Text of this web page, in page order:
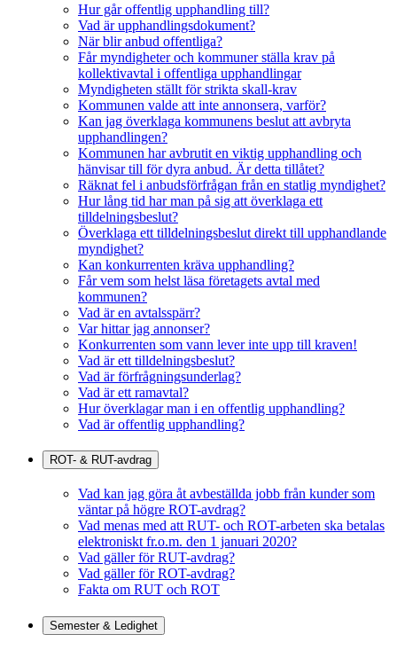
Hur går offentlig upphandling till?
Vad är upphandlingsdokument?
När blir anbud offentliga?
Får myndigheter och kommuner ställa krav på
kollektivavtal i offentliga upphandlingar
Myndigheten ställt för strikta skall-krav
Kommunen valde att inte annonsera, varför?
Kan jag överklaga kommunens beslut att avbryta
upphandlingen?
Kommunen har avbrutit en viktig upphandling och
hänvisar till för dyra anbud. Är detta tillåtet?
Räknat fel i anbudsförfrågan från en statlig myndighet?
Hur lång tid har man på sig att överklaga ett
tilldelningsbeslut?
Överklaga ett tilldelningsbeslut direkt till upphandlande
myndighet?
Kan konkurrenten kräva upphandling?
Får vem som helst läsa företagets avtal med
kommunen?
Vad är en avtalsspärr?
Var hittar jag annonser?
Konkurrenten som vann lever inte upp till kraven!
Vad är ett tilldelningsbeslut?
Vad är förfrågningsunderlag?
Vad är ett ramavtal?
Hur överklagar man i en offentlig upphandling?
Vad är offentlig upphandling?
ROT- & RUT-avdrag
Vad kan jag göra åt avbeställda jobb från kunder som
väntar på högre ROT-avdrag?
Vad menas med att RUT- och ROT-arbeten ska betalas
elektroniskt fr.o.m. den 1 januari 2020?
Vad gäller för RUT-avdrag?
Vad gäller för ROT-avdrag?
Fakta om RUT och ROT
Semester & Ledighet